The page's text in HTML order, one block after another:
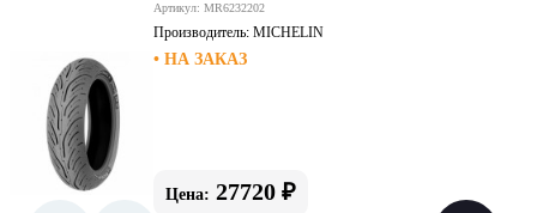
Артикул: MR6232202
Производитель: MICHELIN
• НА ЗАКАЗ
Цена: 27720 ₽